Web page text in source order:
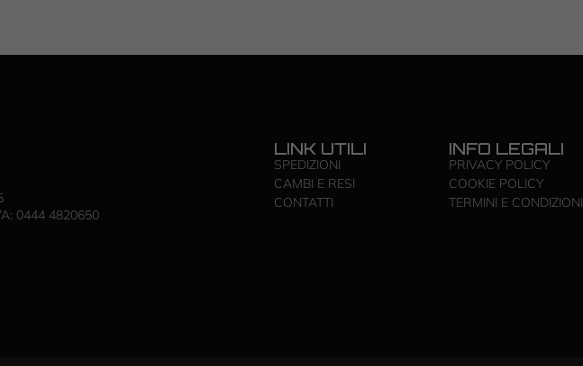
‭0444 4820650‬
LINK UTILI
SPEDIZIONI
CAMBI E RESI
CONTATTI
INFO LEGALI
PRIVACY POLICY
COOKIE POLICY
TERMINI E CONDIZIONI